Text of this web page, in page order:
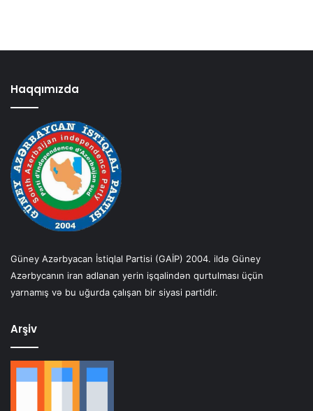
Haqqımızda
Güney Azərbyacan İstiqlal Partisi (GAİP) 2004. ildə Güney
Azərbycanın iran adlanan yerin işqalindən qurtulması üçün
yarnamış və bu uğurda çalışan bir siyasi partidir.
Arşiv